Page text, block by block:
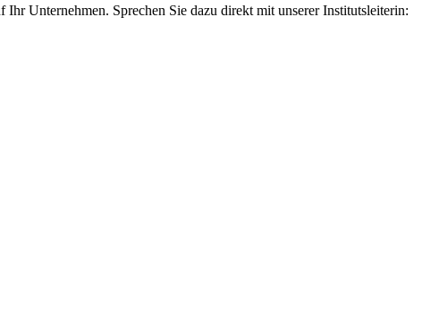
Unternehmen. Sprechen Sie dazu direkt mit unserer Institutsleiterin: